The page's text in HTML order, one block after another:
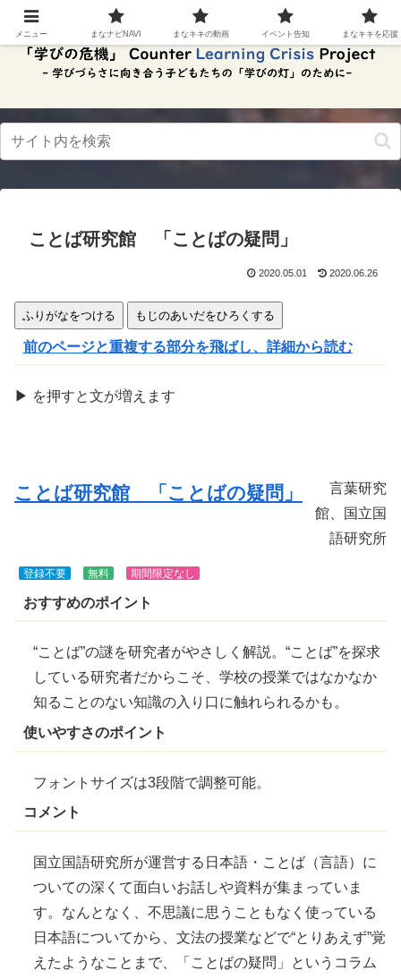
スク
リー
ンリ
ド。
この
ボタ
ンを
と、
ダー
の読
み上
にで
ことば研究館 「ことばの疑問」
2020.05.01 2020.06.26
ふりがなをつける もじのあいだをひろくする
前のページと重複する部分を飛ばし、詳細から読む
▶ を押すと文が増 えます
ことば研究館 「ことばの疑問」
言葉研究
館、国立国
語研究所
登録不要 無料 期間限定なし
おすすめのポイント
“ことば”の謎を研究者がやさしく解説。“ことば”を探求
している研究者だからこそ、学校の授業ではなかなか
知ることのない知識の入り口に触れられるかも。
使いやすさのポイント
フォントサイズは3段階で調整可能。
コメント
国立国語研究所が運営する日本語・ことば（言語）に
ついての深くて面白いお話しや資料が集まっていま
す。なんとなく、不思議に思うこともなく使っている
日本語についてから、文法の授業などで“とりあえず”覚
えたようなことまで、「ことばの疑問」というコラム
メニュー まなナビNAVI まなキキの動画 イベント告知 まなキキを応援